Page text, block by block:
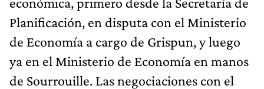
Planificación, en disputa con el Ministerio
de Economía a cargo de Grispun, y luego
ya en el Ministerio de Economía en manos
de Sourrouille. Las negociaciones con el